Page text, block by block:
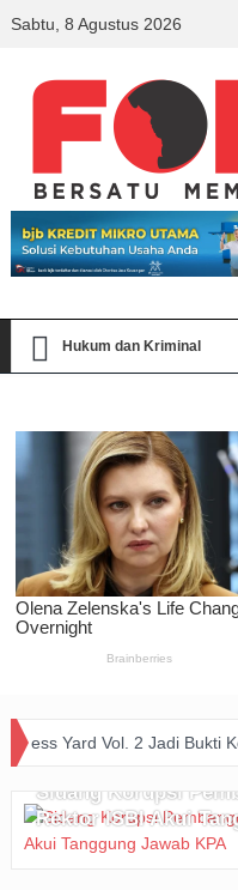
Sabtu, 8 Agustus 2026
Hukum dan Kriminal
Vol. 2 Jadi Bukti
Sidang Korupsi
Rektor ISBI Akui